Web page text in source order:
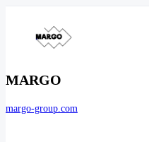
MARGO
margo-group.com